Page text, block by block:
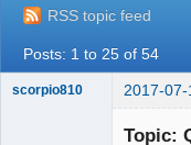
Wiki
BugTracker
RSS topic feed
Posts: 1 to 25 of 54
scorpio810 2017-
Topic: